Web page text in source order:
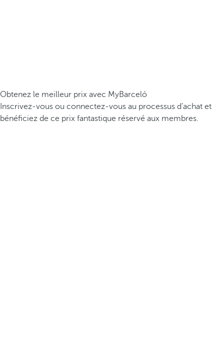
Obtenez le meilleur prix avec MyBarceló
Inscrivez-vous ou connectez-vous au processus d’achat et
bénéficiez de ce prix fantastique réservé aux membres.